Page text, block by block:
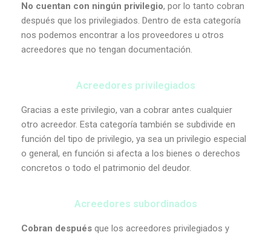
No cuentan con ningún privilegio, por lo tanto cobran
después que los privilegiados. Dentro de esta categoría
nos podemos encontrar a los proveedores u otros
acreedores que no tengan documentación.
Acreedores privilegiados
Gracias a este privilegio, van a cobrar antes cualquier
otro acreedor. Esta categoría también se subdivide en
función del tipo de privilegio, ya sea un privilegio especial
o general, en función si afecta a los bienes o derechos
concretos o todo el patrimonio del deudor.
Acreedores subordinados
Cobran después que los acreedores privilegiados y